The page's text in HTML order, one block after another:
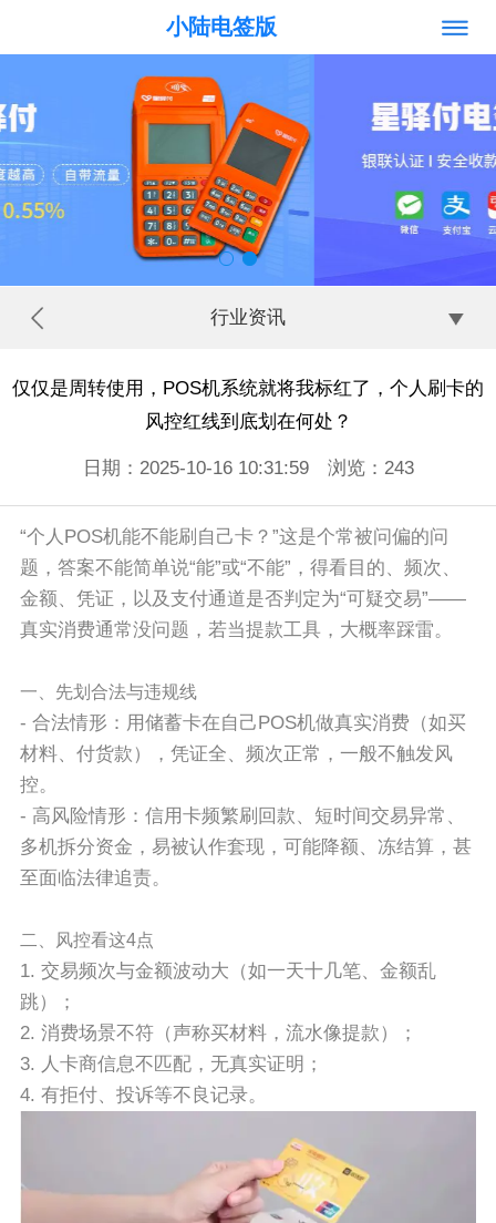
小陆电签版
行业资讯
仅仅是周转使用，POS机系统就将我标红了，个人刷卡的
风控红线到底划在何处？
日期：2025-10-16 10:31:59 浏览： 243
“个人POS机能不能刷自己卡？”这是个常被问偏的问
题，答案不能简单说“能”或“不能”，得看目的、频次、
金额、凭证，以及支付通道是否判定为“可疑交易”——
真实消费通常没问题，若当提款工具，大概率踩雷。
一、先划合法与违规线
- 合法情形：用储蓄卡在自己POS机做真实消费（如买
材料、付货款），凭证全、频次正常，一般不触发风
控。
- 高风险情形：信用卡频繁刷回款、短时间交易异常、
多机拆分资金，易被认作套现，可能降额、冻结算，甚
至面临法律追责。
二、风控看这4点
1. 交易频次与金额波动大（如一天十几笔、金额乱
跳）；
2. 消费场景不符（声称买材料，流水像提款）；
3. 人卡商信息不匹配，无真实证明；
4. 有拒付、投诉等不良记录。